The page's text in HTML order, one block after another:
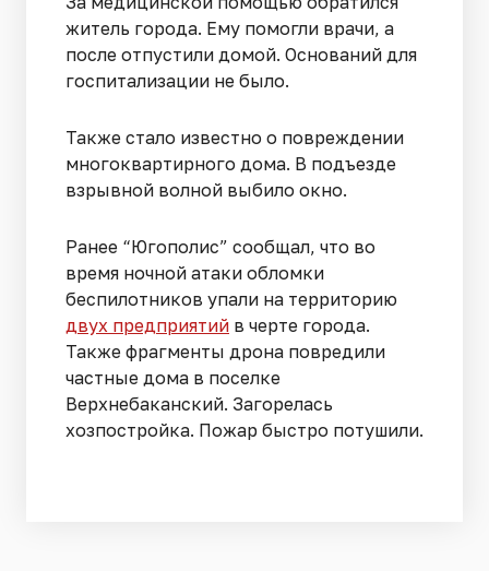
житель города. Ему помогли врачи, а
после отпустили домой. Оснований для
госпитализации не было.
Также стало известно о повреждении
многоквартирного дома. В подъезде
взрывной волной выбило окно.
Ранее “Югополис” сообщал, что во
время ночной атаки обломки
беспилотников упали на территорию
двух предприятий в черте города.
Также фрагменты дрона повредили
частные дома в поселке
Верхнебаканский. Загорелась
хозпостройка. Пожар быстро потушили.